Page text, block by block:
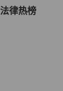
法律热榜